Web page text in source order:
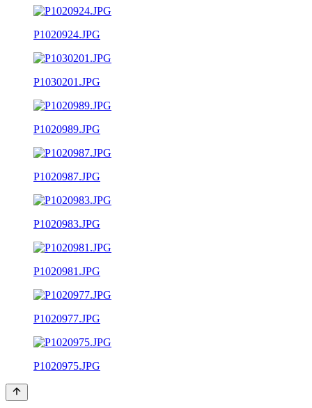
P1020924.JPG
P1030201.JPG
P1020989.JPG
P1020987.JPG
P1020983.JPG
P1020981.JPG
P1020977.JPG
P1020975.JPG